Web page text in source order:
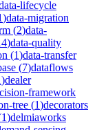
lifecycle
)data-migration
(2)data-
)data-quality
(1)data-transfer
(7)dataflows
)dealer
framework
tree (1)decorators
1)delmiaworks